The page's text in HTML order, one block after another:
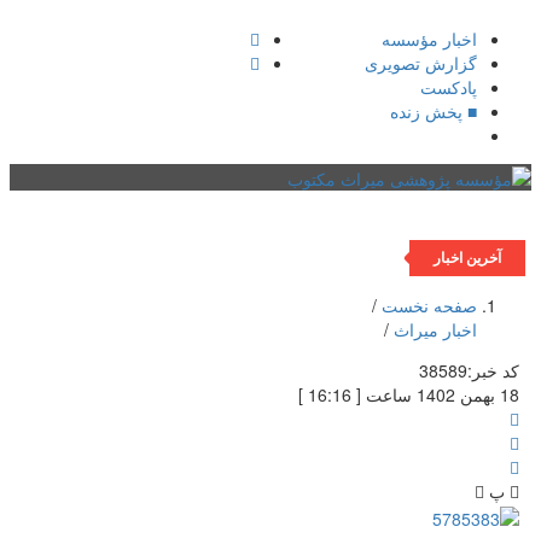
اخبار مؤسسه
گزارش تصویری
پادکست‌
■ پخش زنده
آخرین اخبار
صفحه نخست /
اخبار میراث /
کد خبر:38589
18 بهمن 1402 ساعت [ 16:16 ]
پ